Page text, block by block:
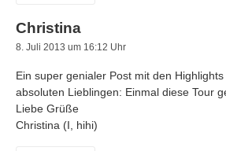
Christina
8. Juli 2013 um 16:12 Uhr
Ein super genialer Post mit den
absoluten Lieblingen: Einmal diese Tour
Liebe Grüße
Christina (I, hihi)